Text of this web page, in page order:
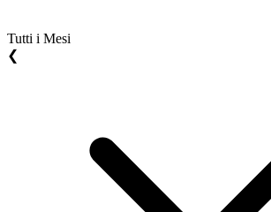
Tutti i Mesi
❮